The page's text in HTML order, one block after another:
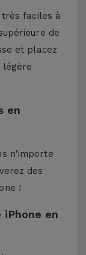
très faciles à
de
et placez
légère
en
n'importe
des
!
en